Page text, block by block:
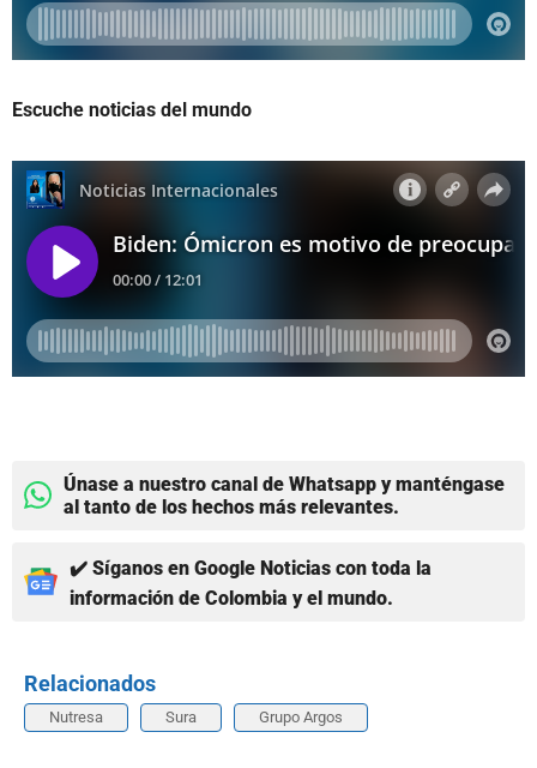
Escuche noticias del mundo
Únase a nuestro canal de Whatsapp y manténgase
al tanto de los hechos más relevantes.
✔️ Síganos en Google Noticias con toda la
información de Colombia y el mundo.
Relacionados
Nutresa Sura Grupo Argos